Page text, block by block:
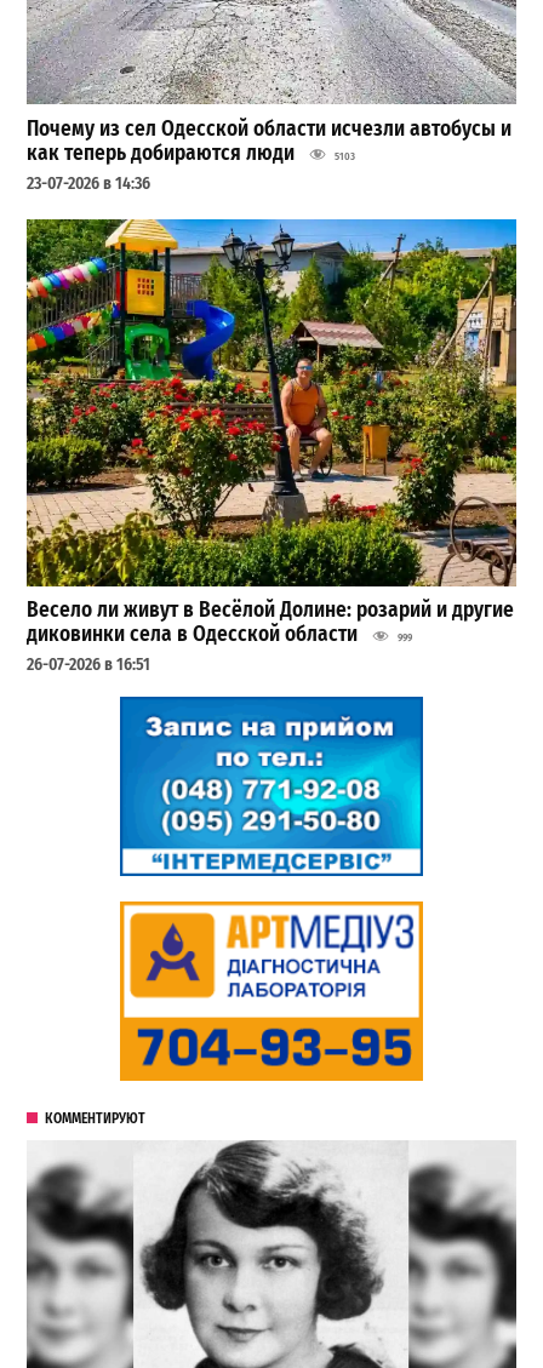
Почему из сел Одесской области исчезли автобусы и
как теперь добираются люди
5103
23-07-2026 в 14:36
Весело ли живут в Весёлой Долине: розарий и другие
диковинки села в Одесской области
999
26-07-2026 в 16:51
КОММЕНТИРУЮТ